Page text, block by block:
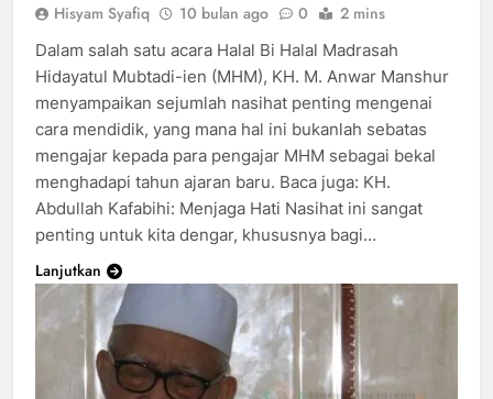
Hisyam Syafiq 10 bulan ago 0 2 mins
Dalam salah satu acara Halal Bi Halal Madrasah
Hidayatul Mubtadi-ien (MHM), KH. M. Anwar Manshur
menyampaikan sejumlah nasihat penting mengenai
cara mendidik, yang mana hal ini bukanlah sebatas
mengajar kepada para pengajar MHM sebagai bekal
menghadapi tahun ajaran baru. Baca juga: KH.
Abdullah Kafabihi: Menjaga Hati Nasihat ini sangat
penting untuk kita dengar, khususnya bagi…
Lanjutkan